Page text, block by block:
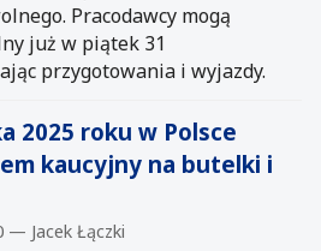
Pracodawcy mogą
już w piątek 31
przygotowania i wyjazdy.
2025 roku w Polsce
kaucyjny na butelki i
— Jacek Łączki